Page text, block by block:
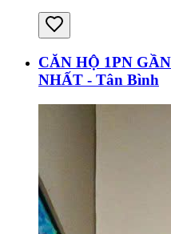
CĂN HỘ 1PN
NHẤT - Tân Bình